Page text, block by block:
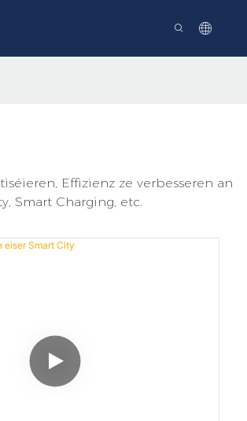
Effizienz ze verbesseren an
Smart Charging, etc.